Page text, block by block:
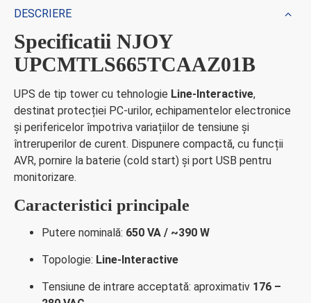
DESCRIERE
Specificatii NJOY
UPCMTLS665TCAAZ01B
UPS de tip tower cu tehnologie Line-Interactive,
destinat protecției PC-urilor, echipamentelor electronice
și perifericelor împotriva variațiilor de tensiune și
întreruperilor de curent. Dispunere compactă, cu funcții
AVR, pornire la baterie (cold start) și port USB pentru
monitorizare.
Caracteristici principale
Putere nominală: 650 VA / ~390 W
Topologie: Line-Interactive
Tensiune de intrare acceptată: aproximativ 176 –